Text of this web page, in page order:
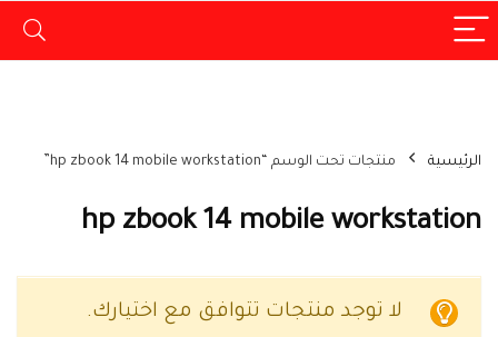
الرئيسية منتجات تحت الوسم “hp zbook 14 mobile workstation”
hp zbook 14 mobile workstation
لا توجد منتجات تتوافق مع اختيارك.